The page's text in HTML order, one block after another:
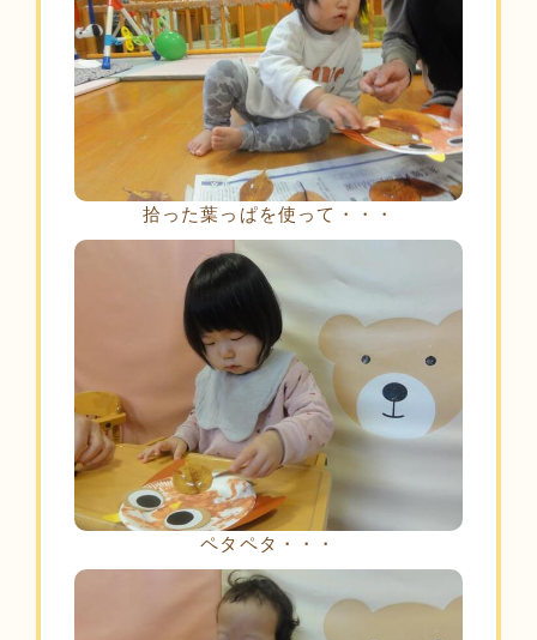
拾った葉っぱを使って・・・
ペタペタ・・・